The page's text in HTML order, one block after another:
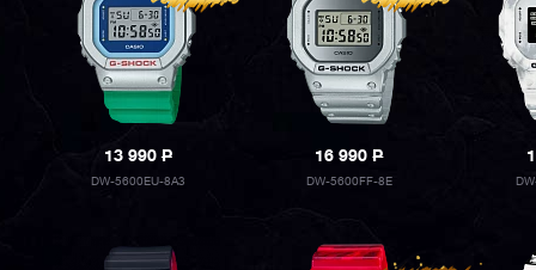
13 990P
DW-5600EU-8A3
16 990P
DW-5600FF-8E